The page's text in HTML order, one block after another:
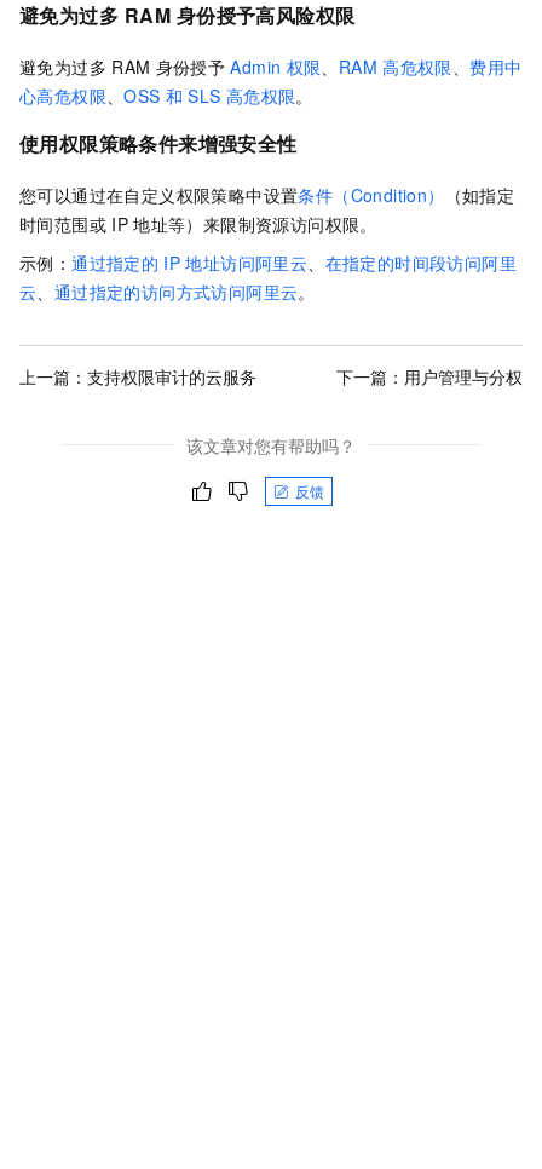
避免为过多 RAM 身份授予高风险权限
避免为过多 RAM 身份授予 Admin 权限、 RAM 高危权限、 费用中
心高危权限、OSS 和 SLS 高危权限。
使用权限策略条件来增强安全性
您可以通过在自定义权限策略中设置条件（Condition）
（如指定
时间范围或 IP 地址等）来限制资源访问权限。
示例：通过指定的 IP 地址访问阿里云
在指定的时间段访问阿里
云
通过指定的访问方式访问阿里云。
上一篇： 支持权限审计的云服务 下一篇： 用户管理与分权
该文章对您有帮助吗？
反馈